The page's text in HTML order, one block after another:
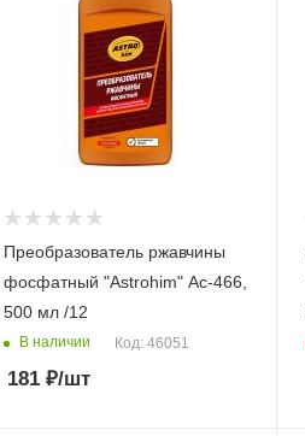
Преобразователь ржавчины
фосфатный "Astrohim" Ас-466,
500 мл /12
В наличии Код: 46051
181₽/шт